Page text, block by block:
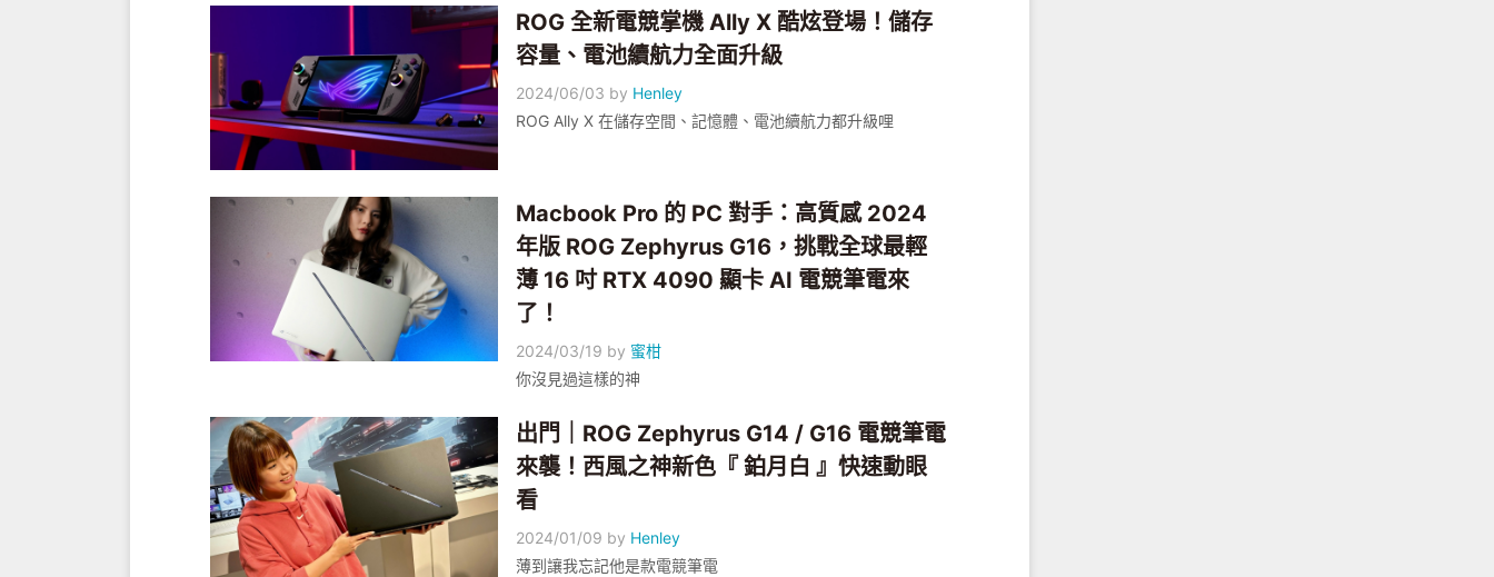
ROG 全新電競掌機 Ally X 酷炫登場！儲存
容量、電池續航力全面升級
2024/06/03 by Henley
ROG Ally X 在儲存空間、記憶體、電池續航力都升級哩
Macbook Pro 的 PC 對手：高質感 2024
年版 ROG Zephyrus G16，挑戰全球最輕
薄 16 吋 RTX 4090 顯卡 AI 電競筆電來
了！
2024/03/19 by 蜜柑
你沒見過這樣的神
出門｜ROG Zephyrus G14 / G16 電競筆電
來襲！西風之神新色『 鉑月白 』快速動眼
看
2024/01/09 by Henley
薄到讓我忘記他是款電競筆電